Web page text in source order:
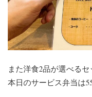
また洋食2品が選べる
本日のサービス弁当は